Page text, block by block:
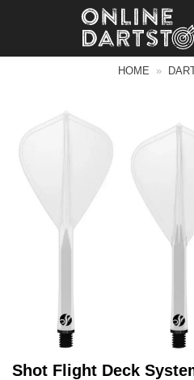
HOME »
Shot Flight Deck